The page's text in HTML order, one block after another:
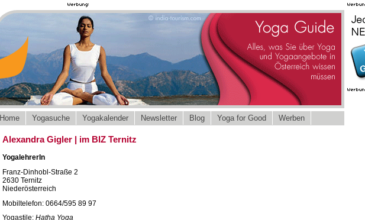
Home Yogasuche Yogakalender Newsletter Blog Yoga for Good Werben
Alexandra Gigler | im BIZ Ternitz
YogalehrerIn
Franz-Dinhobl-Straße 2
2630 Ternitz
Niederösterreich
Mobiltelefon: 0664/595 89 97
Yogastile: Hatha Yoga